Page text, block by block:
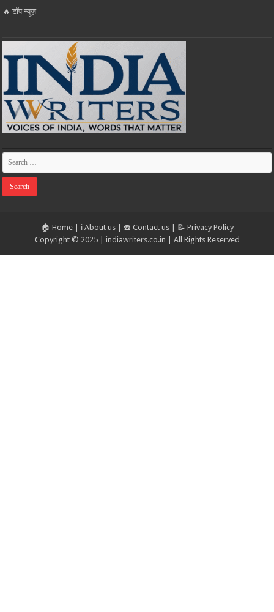
🔥 टॉप न्यूज़
🏠 Home| ℹ️ About us| ☎️ Contact us| 📝 Privacy Policy
Copyright © 2025 | indiawriters.co.in | All Rights Reserved